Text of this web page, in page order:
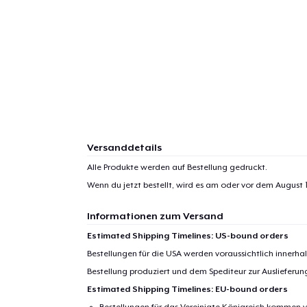
Versanddetails
Alle Produkte werden auf Bestellung gedruckt.
Wenn du jetzt bestellt, wird es am oder vor dem August
Informationen zum Versand
Estimated Shipping Timelines: US-bound orders
Bestellungen für die USA werden voraussichtlich
Bestellung produziert und dem Spediteur zur
Estimated Shipping Timelines: EU-bound orders